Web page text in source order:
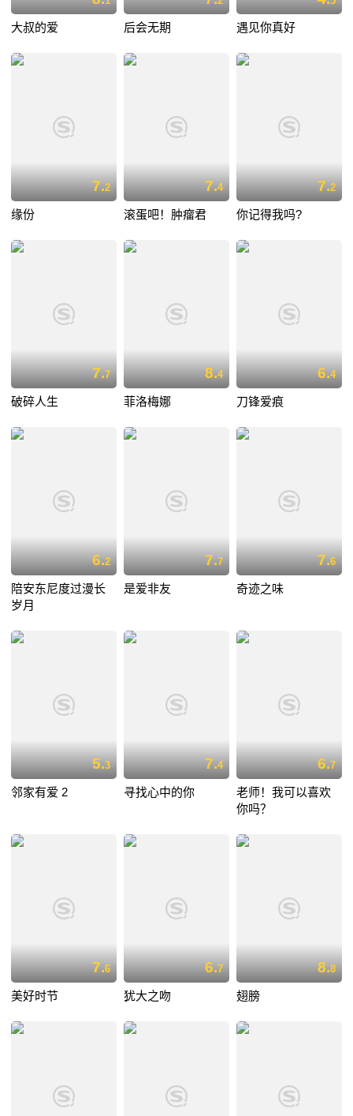
大叔的爱 后会无期 遇见你真好
7.2
缘份
7.4
滚蛋吧！肿瘤君
7.2
你记得我吗?
7.7
破碎人生
8.4
菲洛梅娜
6.4
刀锋爱痕
6.2
陪安东尼度过漫长
岁月
7.7
是爱非友
7.6
奇迹之味
5.3
邻家有爱 2
7.4
寻找心中的你
6.7
老师！我可以喜欢
你吗？
7.6
美好时节
6.7
犹大之吻
8.8
翅膀